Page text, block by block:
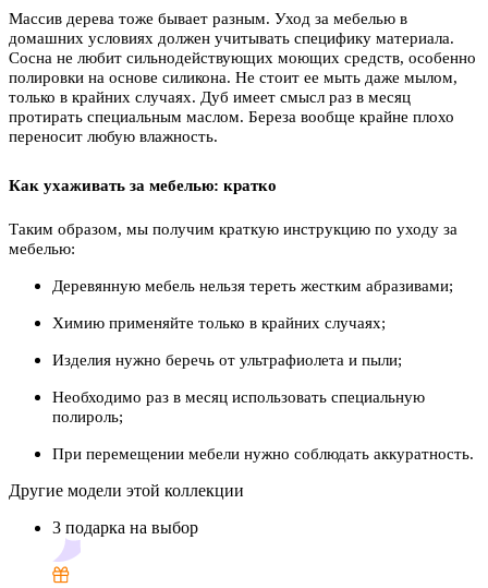
Массив дерева тоже бывает разным. Уход за мебелью в
домашних условиях должен учитывать специфику материала.
Сосна не любит сильнодействующих моющих средств, особенно
полировки на основе силикона. Не стоит ее мыть даже мылом,
только в крайних случаях. Дуб имеет смысл раз в месяц
протирать специальным маслом. Береза вообще крайне плохо
переносит любую влажность.
Как ухаживать за мебелью: кратко
Таким образом, мы получим краткую инструкцию по уходу за
мебелью:
Деревянную мебель нельзя тереть жестким абразивами;
Химию применяйте только в крайних случаях;
Изделия нужно беречь от ультрафиолета и пыли;
Необходимо раз в месяц использовать специальную
полироль;
При перемещении мебели нужно соблюдать аккуратность.
Другие модели этой коллекции
3 подарка на выбор